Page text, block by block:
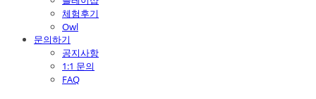
체험후기
Owl
문의하기
공지사항
1:1 문의
FAQ